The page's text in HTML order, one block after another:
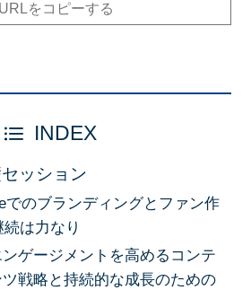
URLをコピーする
INDEX
ッション
でのブランディングとファン作
続は力なり
ンゲージメントを高めるコンテ
ツ戦略と持続的な成長のための